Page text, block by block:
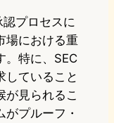
プロセスに
場における重
。特に、SEC
していること
が見られるこ
プルーフ・